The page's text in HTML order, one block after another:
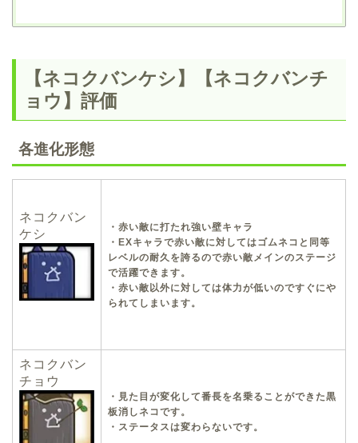
【ネコクバンケシ】【ネコクバンチ
ョウ】評価
各進化形態
ネコクバン
ケシ
・赤い敵に打たれ強い壁キャラ
・EXキャラで赤い敵に対してはゴムネコと同等
レベルの耐久を誇るので赤い敵メインのステージ
で活躍できます。
・赤い敵以外に対しては体力が低いのですぐにや
られてしまいます。
ネコクバン
チョウ
・見た目が変化して番長を名乗ることができた黒
板消しネコです。
・ステータスは変わらないです。